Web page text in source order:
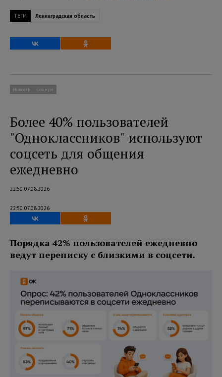
ТЕГИ Ленинградская область
Новости Социум
Более 40% пользователей
"Одноклассников" используют
соцсеть для общения
ежедневно
22:50 07.08.2026
22:50 07.08.2026
Порядка 42% пользователей ежедневно
ведут переписку с близкими в соцсети.